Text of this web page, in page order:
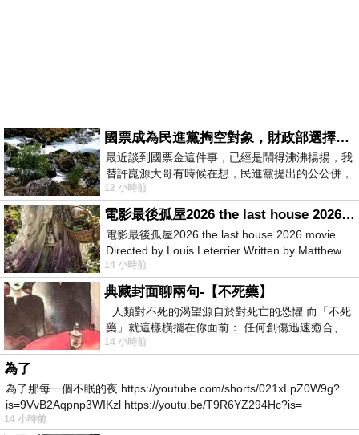
國票成為民進黨掏空對象，財政部選擇性失憶
最近談到國票金這件事，已經是鬧得沸沸揚揚，我
替許崑源大哥有時候在想，民進黨提出的公公併，
其實就是想要國庫通黨庫，鬧出最大的醜
12 小時前
電影最後孤屋2026 the last house 2026 movie
電影最後孤屋2026 the last house 2026 movie
Directed by Louis Leterrier Written by Matthew
Robinson Starring Greta Lee Wa
14 小時前
典藏封面聊兩句-【不死藥】
人類對不死的渴望源自於對死亡的恐懼 而「不死
藥」就這樣橫擺在你面前： 任何創傷迅速癒合、
停止衰老、痛覺消失…堪
14 小時前
為了
為了那每一個不眠的夜 https://youtube.com/shorts/021xLpZ0W9g?
is=9VvB2Aqpnp3WIKzl https://youtu.be/T9R6YZ294Hc?is=
14 小時前